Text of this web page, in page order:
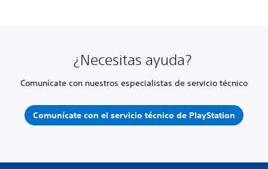
¿Necesitas ayuda?
Comunícate con nuestros especialistas de servicio técnico
Comunícate con el servicio técnico de PlayStation